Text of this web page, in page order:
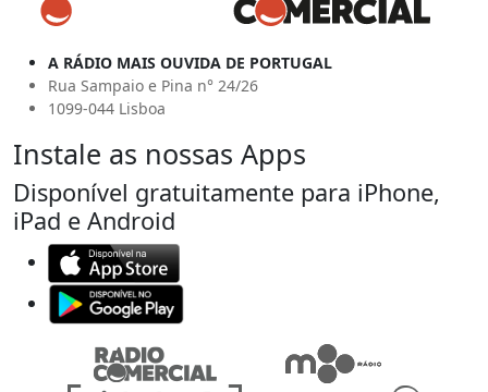
A RÁDIO MAIS OUVIDA DE PORTUGAL
Rua Sampaio e Pina n° 24/26
1099-044 Lisboa
Instale as nossas Apps
Disponível gratuitamente para iPhone,
iPad e Android